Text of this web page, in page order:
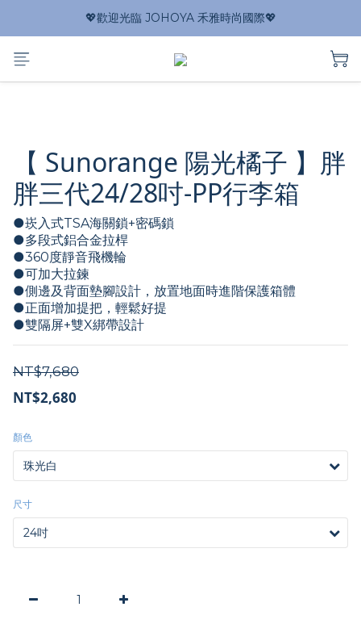
💖歡迎光臨 JOHOYA 禾雅時尚國際💖
【 Sunorange 陽光橘子 】胖
胖三代24/28吋-PP行李箱
●崁入式TSA海關鎖+密碼鎖
●多段式鋁合金拉桿
●360度靜音飛機輪
●可加大拉鍊
●側邊及背面墊腳設計，放置地面時進階保護箱體
●正面增加提把，輕鬆好提
●雙隔屏+雙X綁帶設計
NT$7,680
NT$2,680
顏色
尺寸